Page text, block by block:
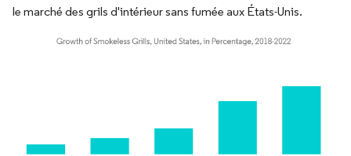
le marché des grils d'intérieur sans fumée aux États-Unis.